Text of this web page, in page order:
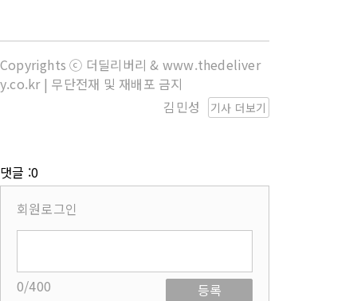
Copyrights ⓒ 더딜리버리 & www.thedeliver
y.co.kr | 무단전재 및 재배포 금지
기사 더보기
김민성
댓글 :0
회원로그인
0/400 등록